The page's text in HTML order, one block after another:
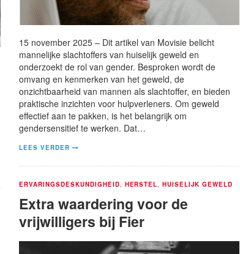
15 november 2025 – Dit artikel van Movisie belicht
mannelijke slachtoffers van huiselijk geweld en
onderzoekt de rol van gender. Besproken wordt de
omvang en kenmerken van het geweld, de
onzichtbaarheid van mannen als slachtoffer, en bieden
praktische inzichten voor hulpverleners. Om geweld
effectief aan te pakken, is het belangrijk om
gendersensitief te werken. Dat…
LEES VERDER
ERVARINGSDESKUNDIGHEID, HERSTEL,HUISELIJK GEWELD
Extra waardering voor de
vrijwilligers bij Fier